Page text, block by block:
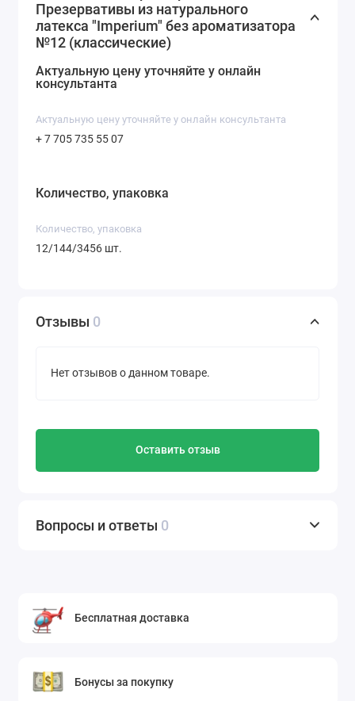
Презервативы из натурального
латекса "Imperium" без ароматизатора
№12 (классические)
Актуальную цену уточняйте у онлайн
консультанта
Актуальную цену уточняйте у онлайн консультанта
+ 7 705 735 55 07
Количество, упаковка
Количество, упаковка
12/144/3456 шт.
Отзывы 0
Нет отзывов о данном товаре.
Оставить отзыв
Вопросы и ответы 0
Бесплатная доставка
Бонусы за покупку